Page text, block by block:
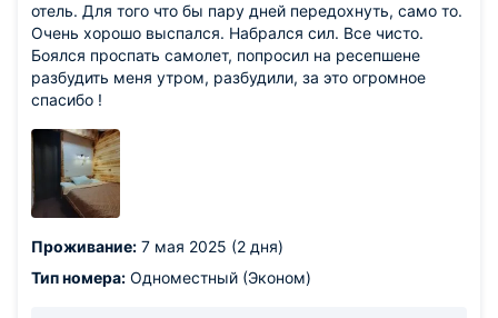
отель. Для того что бы пару дней передохнуть, само то.
Очень хорошо выспался. Набрался сил. Все чисто.
Боялся проспать самолет, попросил на ресепшене
разбудить меня утром, разбудили, за это огромное
спасибо !
Проживание: 7 мая 2025 (2 дня)
Тип номера: Одноместный (Эконом)